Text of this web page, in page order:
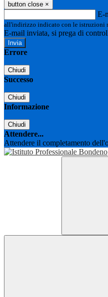
button close ×
E-
all'indirizzo indicato con le istruzioni
E-mail inviata, si prega di
Errore
Chiudi
Successo
Chiudi
Informazione
Chiudi
Attendere...
Attendere il completamento